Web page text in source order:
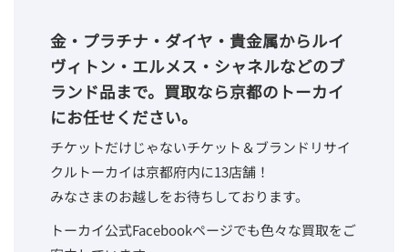
金・プラチナ・ダイヤ・貴金属からルイ
ヴィトン・エルメス・シャネルなどのブ
ランド品まで。買取なら京都のトーカイ
にお任せください。
チケットだけじゃないチケット＆ブランドリサイ
クルトーカイは京都府内に13店舗！
みなさまのお越しをお待ちしております。
トーカイ公式Facebookページでも色々な買取をご